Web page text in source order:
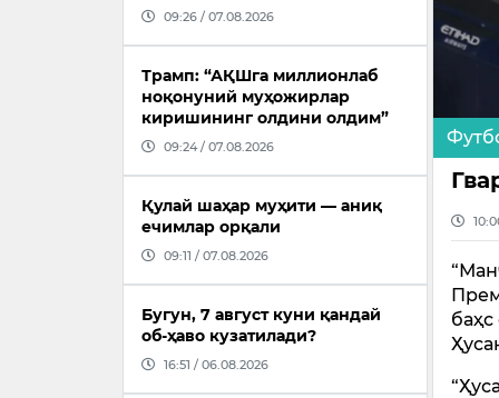
09:26 / 07.08.2026
Трамп: “АҚШга миллионлаб
ноқонуний муҳожирлар
киришининг олдини олдим”
09:24 / 07.08.2026
Қулай шаҳар муҳити — аниқ
ечимлар орқали
09:11 / 07.08.2026
Бугун, 7 август куни қандай
об-ҳаво кузатилади?
16:51 / 06.08.2026